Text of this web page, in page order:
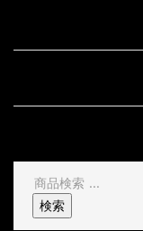
検
索
結
検索